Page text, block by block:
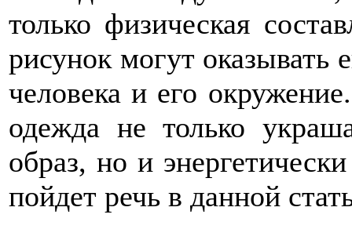
только физическая
рисунок могут оказывать
человека и его
одежда не только
образ, но и
пойдет речь в данной